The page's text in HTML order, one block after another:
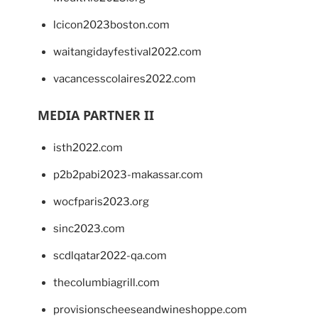
lcicon2023boston.com
waitangidayfestival2022.com
vacancesscolaires2022.com
MEDIA PARTNER II
isth2022.com
p2b2pabi2023-makassar.com
wocfparis2023.org
sinc2023.com
scdlqatar2022-qa.com
thecolumbiagrill.com
provisionscheeseandwineshoppe.com